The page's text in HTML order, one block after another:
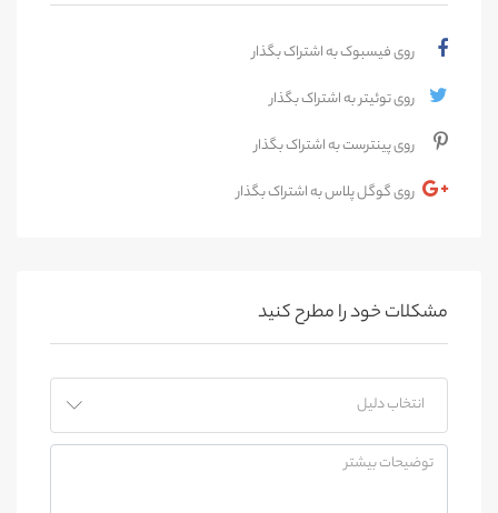
روی فیسبوک به اشتراک بگذار
روی توئیتر به اشتراک بگذار
روی پینترست به اشتراک بگذار
روی گوگل پلاس به اشتراک بگذار
مشکلات خود را مطرح کنید